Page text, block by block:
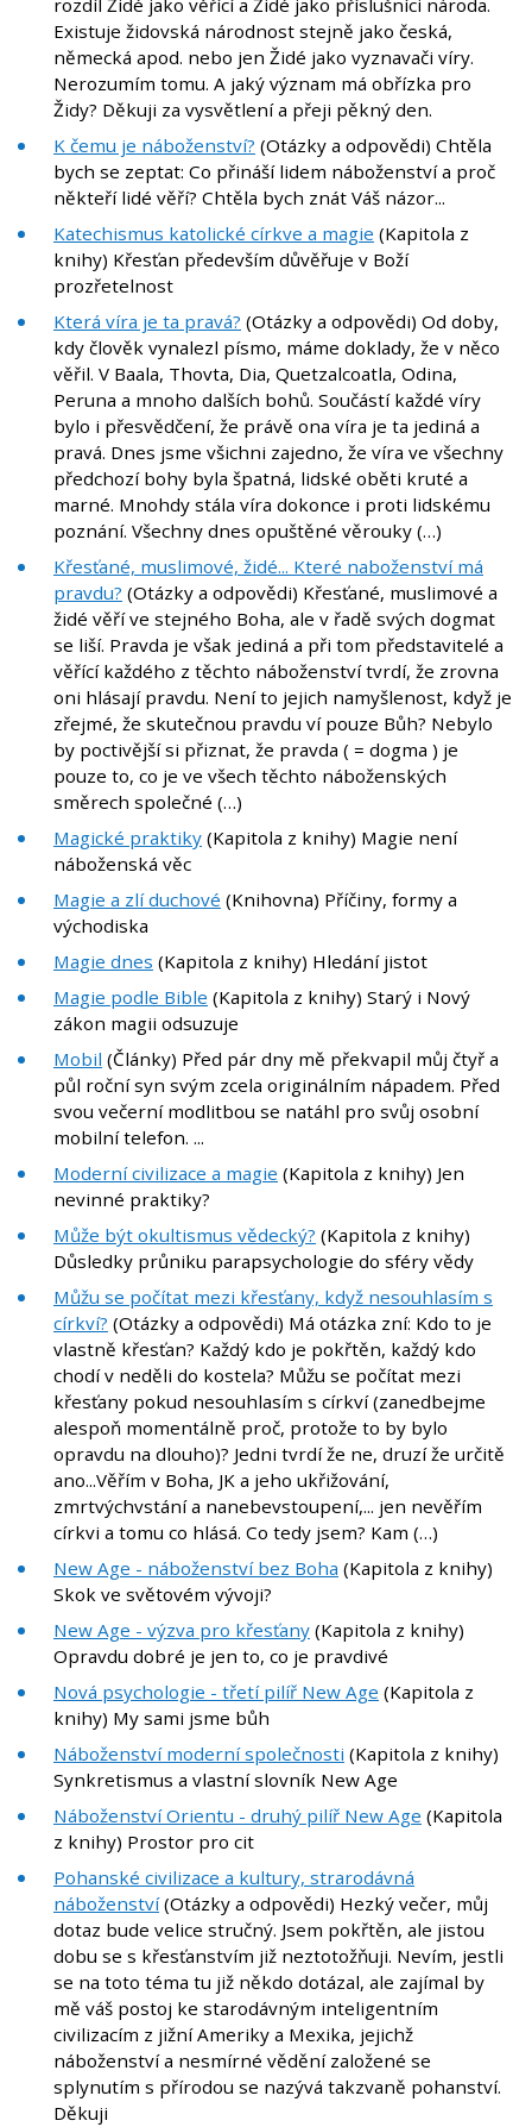
rozdíl Židé jako věřící a Židé jako příslušníci národa.
Existuje židovská národnost stejně jako česká,
německá apod. nebo jen Židé jako vyznavači víry.
Nerozumím tomu. A jaký význam má obřízka pro
Židy? Děkuji za vysvětlení a přeji pěkný den.
K čemu je náboženství? (Otázky a odpovědi) Chtěla
bych se zeptat: Co přináší lidem náboženství a proč
někteří lidé věří? Chtěla bych znát Váš názor...
Katechismus katolické církve a magie (Kapitola z
knihy) Křesťan především důvěřuje v Boží
prozřetelnost
Která víra je ta pravá? (Otázky a odpovědi) Od doby,
kdy člověk vynalezl písmo, máme doklady, že v něco
věřil. V Baala, Thovta, Dia, Quetzalcoatla, Odina,
Peruna a mnoho dalších bohů. Součástí každé víry
bylo i přesvědčení, že právě ona víra je ta jediná a
pravá. Dnes jsme všichni zajedno, že víra ve všechny
předchozí bohy byla špatná, lidské oběti kruté a
marné. Mnohdy stála víra dokonce i proti lidskému
poznání. Všechny dnes opuštěné věrouky (…)
Křesťané, muslimové, židé... Které naboženství má
pravdu? (Otázky a odpovědi) Křesťané, muslimové a
židé věří ve stejného Boha, ale v řadě svých dogmat
se liší. Pravda je však jediná a při tom představitelé a
věřící každého z těchto náboženství tvrdí, že zrovna
oni hlásají pravdu. Není to jejich namyšlenost, když je
zřejmé, že skutečnou pravdu ví pouze Bůh? Nebylo
by poctivější si přiznat, že pravda ( = dogma ) je
pouze to, co je ve všech těchto náboženských
směrech společné (…)
Magické praktiky (Kapitola z knihy) Magie není
náboženská věc
Magie a zlí duchové (Knihovna) Příčiny, formy a
východiska
Magie dnes (Kapitola z knihy) Hledání jistot
Magie podle Bible (Kapitola z knihy) Starý i Nový
zákon magii odsuzuje
Mobil (Články) Před pár dny mě překvapil můj čtyř a
půl roční syn svým zcela originálním nápadem. Před
svou večerní modlitbou se natáhl pro svůj osobní
mobilní telefon. ...
Moderní civilizace a magie (Kapitola z knihy) Jen
nevinné praktiky?
Může být okultismus vědecký? (Kapitola z knihy)
Důsledky průniku parapsychologie do sféry vědy
Můžu se počítat mezi křesťany, když nesouhlasím s
církví? (Otázky a odpovědi) Má otázka zní: Kdo to je
vlastně křesťan? Každý kdo je pokřtěn, každý kdo
chodí v neděli do kostela? Můžu se počítat mezi
křesťany pokud nesouhlasím s církví (zanedbejme
alespoň momentálně proč, protože to by bylo
opravdu na dlouho)? Jedni tvrdí že ne, druzí že určitě
ano...Věřím v Boha, JK a jeho ukřižování,
zmrtvýchvstání a nanebevstoupení,... jen nevěřím
církvi a tomu co hlásá. Co tedy jsem? Kam (…)
New Age - náboženství bez Boha (Kapitola z knihy)
Skok ve světovém vývoji?
New Age - výzva pro křesťany (Kapitola z knihy)
Opravdu dobré je jen to, co je pravdivé
Nová psychologie - třetí pilíř New Age (Kapitola z
knihy) My sami jsme bůh
Náboženství moderní společnosti (Kapitola z knihy)
Synkretismus a vlastní slovník New Age
Náboženství Orientu - druhý pilíř New Age (Kapitola
z knihy) Prostor pro cit
Pohanské civilizace a kultury, strarodávná
náboženství(Otázky a odpovědi) Hezký večer, můj
dotaz bude velice stručný. Jsem pokřtěn, ale jistou
dobu se s křesťanstvím již neztotožňuji. Nevím, jestli
se na toto téma tu již někdo dotázal, ale zajímal by
mě váš postoj ke starodávným inteligentním
civilizacím z jižní Ameriky a Mexika, jejichž
náboženství a nesmírné vědění založené se
splynutím s přírodou se nazývá takzvaně pohanství.
Děkuji